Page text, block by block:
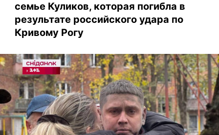
семье Куликов, которая погибла в
результате российского удара по
Кривому Рогу